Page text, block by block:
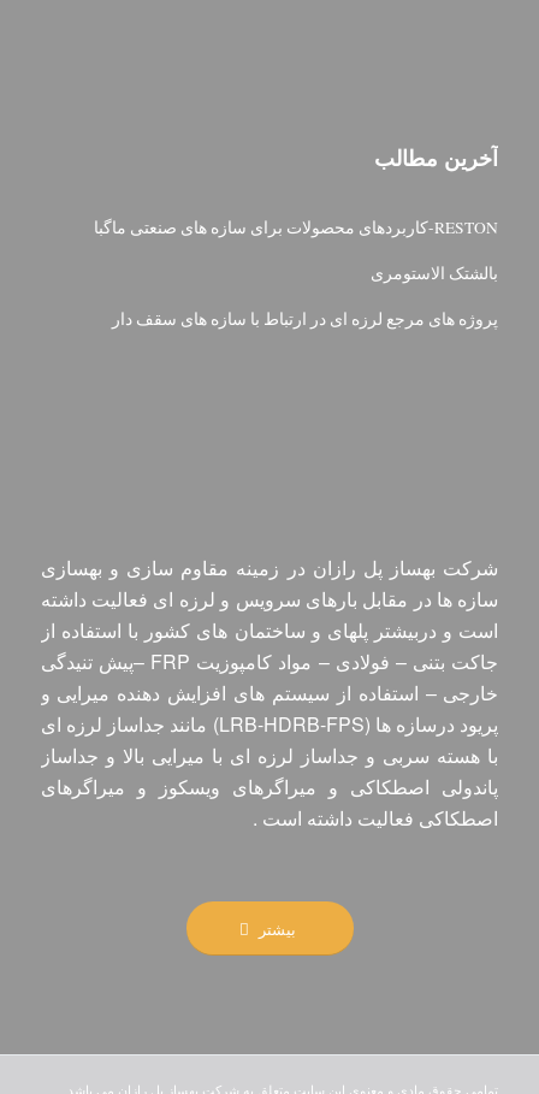
آخرین مطالب
RESTON-کاربردهای محصولات برای سازه های صنعتی ماگبا
بالشتک الاستومری
پروژه های مرجع لرزه ای در ارتباط با سازه های سقف دار
شرکت بهساز پل رازان در زمینه مقاوم سازی و بهسازی
سازه ها در مقابل بارهای سرویس و لرزه ای فعالیت داشته
است و دربیشتر پلهای و ساختمان های کشور با استفاده از
جاکت بتنی – فولادی – مواد کامپوزیت FRP –پیش تنیدگی
خارجی – استفاده از سیستم های افزایش دهنده میرایی و
پریود درسازه ها (LRB-HDRB-FPS) مانند جداساز لرزه ای
با هسته سربی و جداساز لرزه ای با میرایی بالا و جداساز
پاندولی اصطکاکی و میراگرهای ویسکوز و میراگرهای
اصطکاکی فعالیت داشته است .
بیشتر
تمامی حقوق مادی و معنوی این سایت متعلق به شرکت بهساز پل رازان می باشد